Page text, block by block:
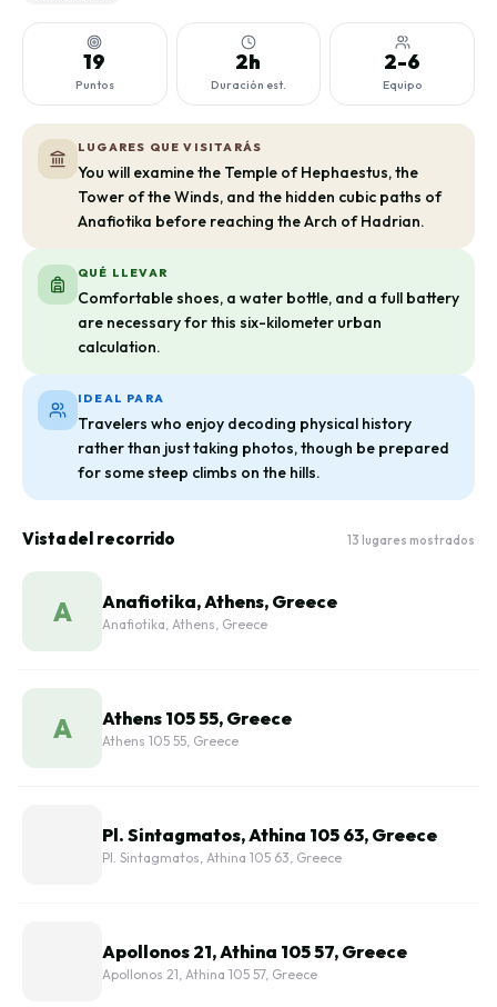
19
Puntos
2h
Duración est.
2-6
Equipo
LUGARES QUE VISITARÁS
You will examine the Temple of Hephaestus, the
Tower of the Winds, and the hidden cubic paths of
Anafiotika before reaching the Arch of Hadrian.
QUÉ LLEVAR
Comfortable shoes, a water bottle, and a full battery
are necessary for this six-kilometer urban
calculation.
IDEAL PARA
Travelers who enjoy decoding physical history
rather than just taking photos, though be prepared
for some steep climbs on the hills.
Vista del recorrido 13 lugares mostrados
A Anafiotika, Athens, Greece
Anafiotika, Athens, Greece
A Athens 105 55, Greece
Athens 105 55, Greece
Pl. Sintagmatos, Athina 105 63, Greece
Pl. Sintagmatos, Athina 105 63, Greece
Apollonos 21, Athina 105 57, Greece
Apollonos 21, Athina 105 57, Greece